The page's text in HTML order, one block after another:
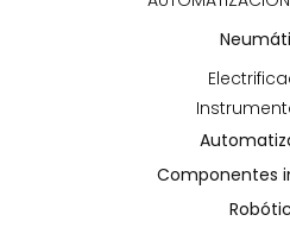
Componentes